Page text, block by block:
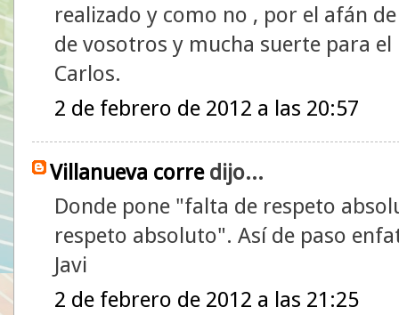
realizado y como no , por el afán
de vosotros y mucha suerte para
Carlos.
2 de febrero de 2012 a las 20:57
Villanueva corredijo...
Donde pone "falta de respeto
respeto absoluto". Así de paso
Javi
2 de febrero de 2012 a las 21:25